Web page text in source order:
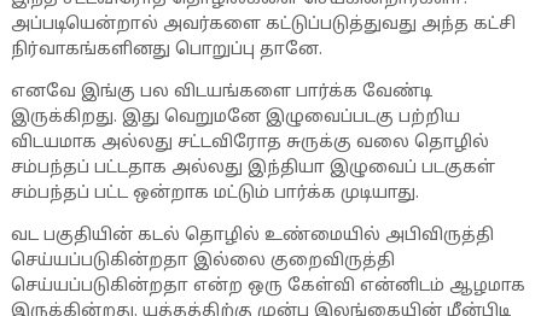
அப்படியென்றால் அவர்களை கட்டுப்படுத்துவது அந்த கட்சி
நிர்வாகங்களினது பொறுப்பு தானே.
எனவே இங்கு பல விடயங்களை பார்க்க வேண்டி
இருக்கிறது. இது வெறுமனே இழுவைப்படகு பற்றிய
விடயமாக அல்லது சட்டவிரோத சுருக்கு வலை தொழில்
சம்பந்தப் பட்டதாக அல்லது இந்தியா இழுவைப் படகுகள்
சம்பந்தப் பட்ட ஒன்றாக மட்டும் பார்க்க முடியாது.
வட பகுதியின் கடல் தொழில் உண்மையில் அபிவிருத்தி
செய்யப்படுகின்றதா இல்லை குறைவிருத்தி
செய்யப்படுகின்றதா என்ற ஒரு கேள்வி என்னிடம் ஆழமாக
இருக்கின்றது. யுத்தத்திற்கு முன்பு இலங்கையின் மீன்பிடி